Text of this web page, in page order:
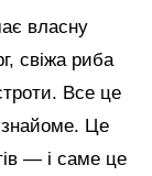
власну
свіжа риба
Все це
знайоме. Це
— і саме це